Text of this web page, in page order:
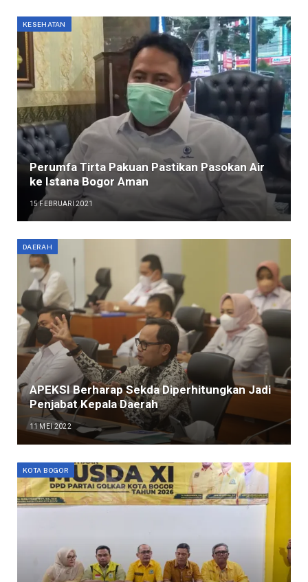
KESEHATAN
Perumfa Tirta Pakuan Pastikan Pasokan Air
ke Istana Bogor Aman
15 FEBRUARI 2021
DAERAH
APEKSI Berharap Sekda Diperhitungkan Jadi
Penjabat Kepala Daerah
11 MEI 2022
KOTA BOGOR